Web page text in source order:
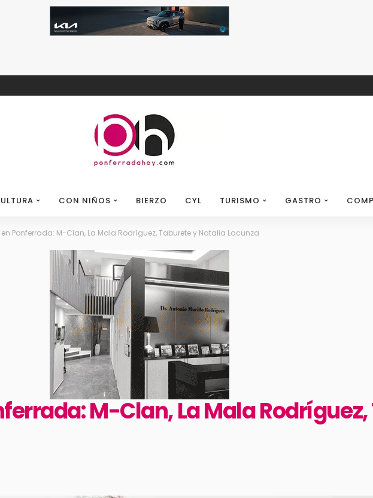
CON NIÑOS BIERZO CYL TURISMO GASTRO
en Ponferrada: M-Clan, La Mala Rodríguez, Taburete y Natalia Lacunza
M-Clan, La Mala